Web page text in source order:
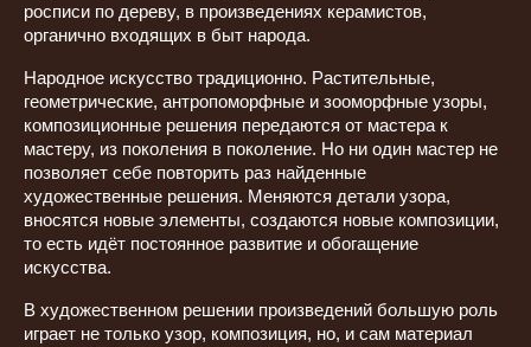
росписи по дереву, в произведениях керамистов,
органично входящих в быт народа.
Народное искусство традиционно. Растительные,
геометрические, антропоморфные и зооморфные узоры,
композиционные решения передаются от мастера к
мастеру, из поколения в поколение. Но ни один мастер не
позволяет себе повторить раз найденные
художественные решения. Меняются детали узора,
вносятся новые элементы, создаются новые композиции,
то есть идёт постоянное развитие и обогащение
искусства.
В художественном решении произведений большую роль
играет не только узор, композиция, но, и сам материал